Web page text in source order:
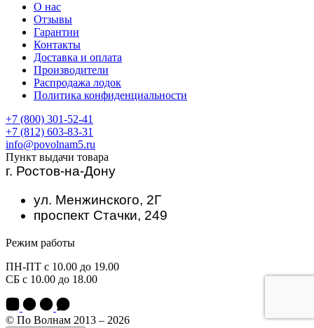
О нас
Отзывы
Гарантии
Контакты
Доставка и оплата
Производители
Распродажа лодок
Политика конфиденциальности
+7 (800) 301-52-41
+7 (812) 603-83-31
info@povolnam5.ru
Пункт выдачи товара
г. Ростов-на-Дону
ул. Менжинского, 2Г
проспект Стачки, 249
Режим работы
ПН-ПТ с 10.00 до 19.00
СБ с 10.00 до 18.00
© По Волнам 2013 – 2026